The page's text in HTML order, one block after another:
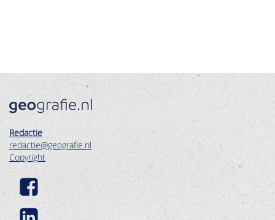
Redactie
redactie@geografie.nl
Copyright